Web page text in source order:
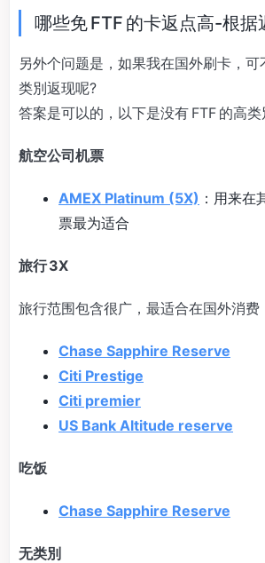
哪些免 FTF 的卡返点高-根据
另外个问题是，如果我在国外刷卡，
类別返现呢?
答案是可以的，以下是没有 FTF 的高类
航空公司机票
AMEX Platinum (5X) ：用来在
票最为适合
旅行 3X
旅行范围包含很广，最适合在国外消费
Chase Sapphire Reserve
Citi Prestige
Citi premier
US Bank Altitude reserve
吃饭
Chase Sapphire Reserve
无类別